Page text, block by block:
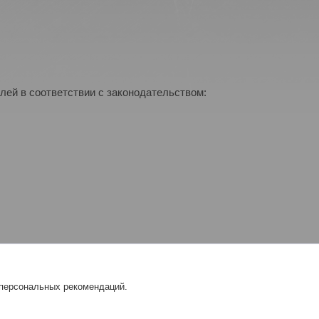
в соответствии с законодательством:
рекомендаций.